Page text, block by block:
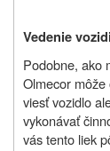
Vedenie
Podobne, ako
Olmecor
viesť vozidlo
vykonávať
vás tento liek